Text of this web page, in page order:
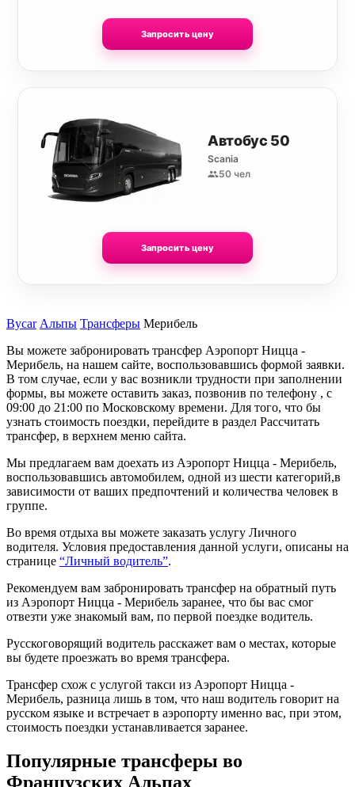
Запросить цену
Автобус 50
Scania
50 чел
Запросить цену
Bycar Альпы Трансферы Мерибель
Вы можете забронировать трансфер Аэропорт Ницца -
Мерибель, на нашем сайте, воспользовавшись формой заявки.
В том случае, если у вас возникли трудности при заполнении
формы, вы можете оставить заказ, позвонив по телефону , с
09:00 до 21:00 по Московскому времени. Для того, что бы
узнать стоимость поездки, перейдите в раздел Рассчитать
трансфер, в верхнем меню сайта.
Мы предлагаем вам доехать из Аэропорт Ницца - Мерибель,
воспользовавшись автомобилем, одной из шести категорий,в
зависимости от ваших предпочтений и количества человек в
группе.
Во время отдыха вы можете заказать услугу Личного
водителя. Условия предоставления данной услуги, описаны на
странице “Личный водитель”.
Рекомендуем вам забронировать трансфер на обратный путь
из Аэропорт Ницца - Мерибель заранее, что бы вас смог
отвезти уже знакомый вам, по первой поездке водитель.
Русскоговорящий водитель расскажет вам о местах, которые
вы будете проезжать во время трансфера.
Трансфер схож с услугой такси из Аэропорт Ницца -
Мерибель, разница лишь в том, что наш водитель говорит на
русском языке и встречает в аэропорту именно вас, при этом,
стоимость поездки устанавливается заранее.
Популярные трансферы во
Французских Альпах